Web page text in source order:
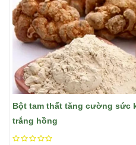
Bột tam thất tăng cường sức
trắng hồng